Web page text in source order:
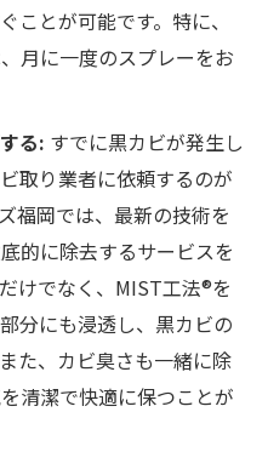
ことが可能です。特に、
月に一度のスプレーをお
る: すでに黒カビが発生し
取り業者に依頼するのが
福岡では、最新の技術を
的に除去するサービスを
けでなく、MIST工法®を
分にも浸透し、黒カビの
た、カビ臭さも一緒に除
清潔で快適に保つことが